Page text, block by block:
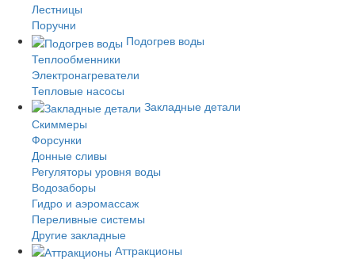
Лестницы
Поручни
Подогрев воды
Теплообменники
Электронагреватели
Тепловые насосы
Закладные детали
Скиммеры
Форсунки
Донные сливы
Регуляторы уровня воды
Водозаборы
Гидро и аэромассаж
Переливные системы
Другие закладные
Аттракционы